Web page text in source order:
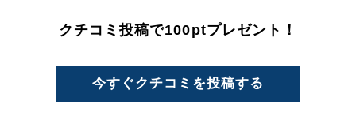
クチコミ投稿で100ptプレゼント！
今すぐクチコミを投稿する